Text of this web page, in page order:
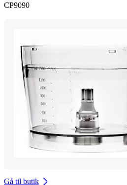
CP9090
Gå til butik